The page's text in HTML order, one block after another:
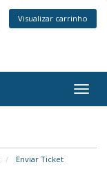
Visualizar carrinho
Enviar Ticket